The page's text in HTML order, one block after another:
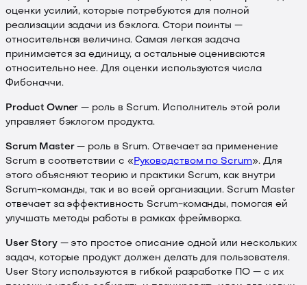
оценки усилий, которые потребуются для полной
реализации задачи из бэклога. Стори поинты —
относительная величина. Самая легкая задача
принимается за единицу, а остальные оцениваются
относительно нее. Для оценки используются числа
Фибоначчи.
Product Owner — роль в Scrum. Исполнитель этой роли
управляет бэклогом продукта.
Scrum Master— роль в Srum. Отвечает за применение
Scrum в соответствии с « Руководством по Scrum». Для
этого объясняют теорию и практики Scrum, как внутри
Scrum-команды, так и во всей организации. Scrum Master
отвечает за эффективность Scrum-команды, помогая ей
улучшать методы работы в рамках фреймворка.
User Story— это простое описание одной или нескольких
задач, которые продукт должен делать для пользователя.
User Story используются в гибкой разработке ПО — с их